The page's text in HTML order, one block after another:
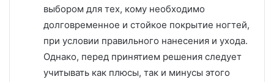
выбором для тех, кому необходимо
долговременное и стойкое покрытие ногтей,
при условии правильного нанесения и ухода.
Однако, перед принятием решения следует
учитывать как плюсы, так и минусы этого